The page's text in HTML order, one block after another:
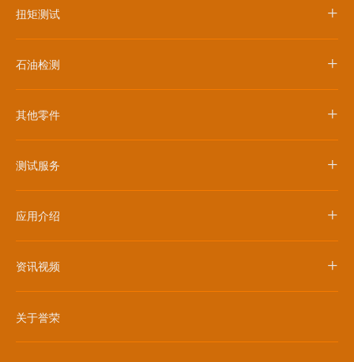
扭矩测试 +
石油检测 +
其他零件 +
测试服务 +
应用介绍 +
资讯视频 +
关于誉荣